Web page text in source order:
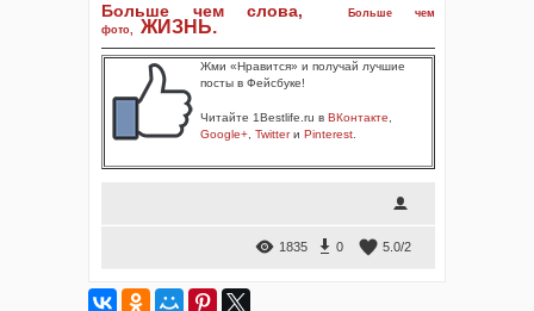
Больше чем слова,
Больше чем
фото, ЖИЗНЬ.
Жми «Нравится» и получай лучшие
посты в Фейсбуке!
Читайте 1Bestlife.ru в ВКонтакте
Google+ Twitterи Pinterest
1835 0 5.0/2